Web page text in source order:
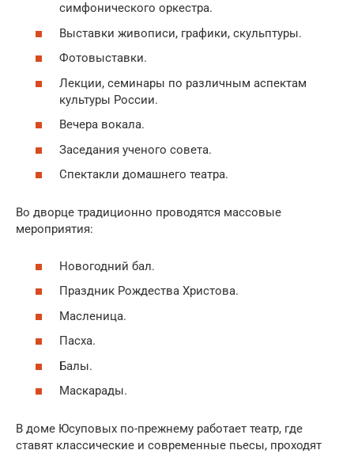
симфонического оркестра.
Выставки живописи, графики, скульптуры.
Фотовыставки.
Лекции, семинары по различным аспектам
культуры России.
Вечера вокала.
Заседания ученого совета.
Спектакли домашнего театра.
Во дворце традиционно проводятся массовые
мероприятия:
Новогодний бал.
Праздник Рождества Христова.
Масленица.
Пасха.
Балы.
Маскарады.
В доме Юсуповых по-прежнему работает театр, где
ставят классические и современные пьесы, проходят